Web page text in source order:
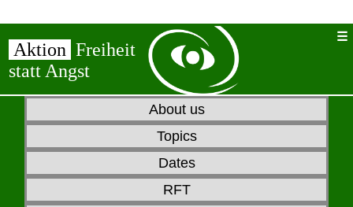
Aktion Freiheit
statt Angst
About us
Topics
Dates
RFT